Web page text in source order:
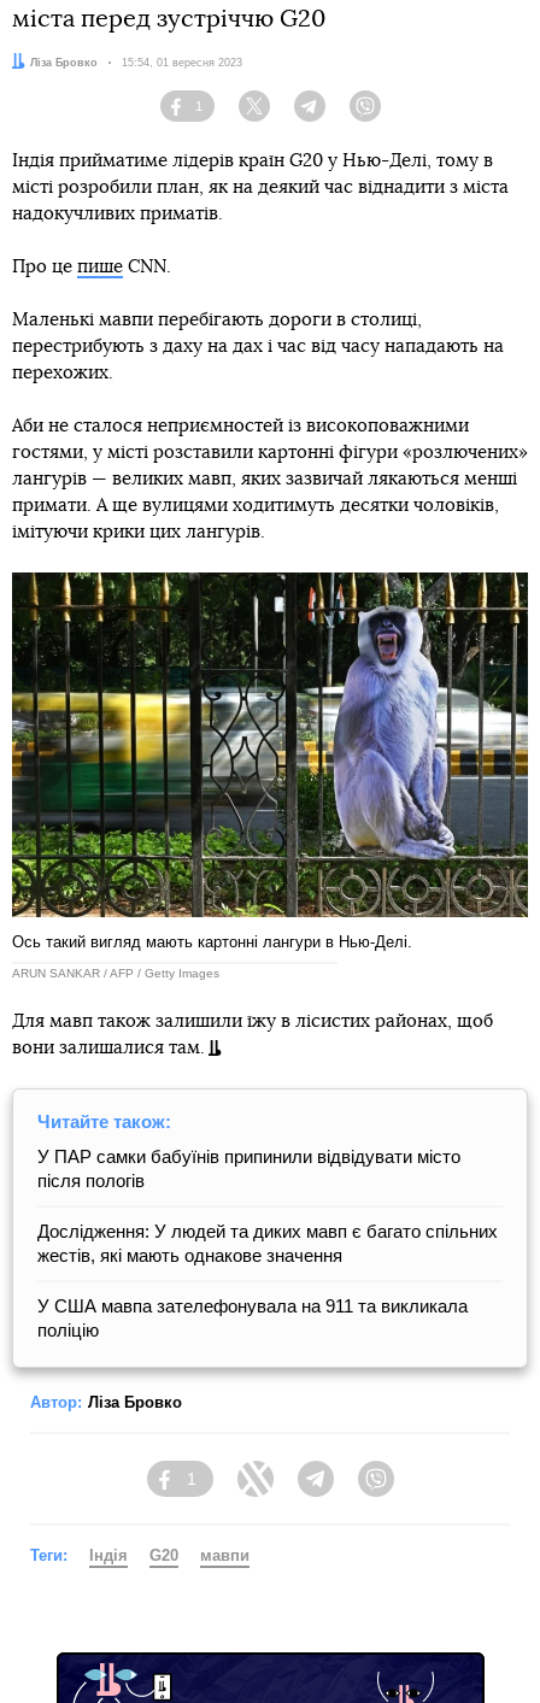
міста перед зустріччю G20
Автор:
Ліза Бровко Дата:
15:54, 01 вересня 2023
Facebook
1
Twitter TelegramViber
Індія прийматиме лідерів країн G20 у Нью-Делі, тому в
місті розробили план, як на деякий час віднадити з міста
надокучливих приматів.
Про це пише CNN.
Маленькі мавпи перебігають дороги в столиці,
перестрибують з даху на дах і час від часу нападають на
перехожих.
Аби не сталося неприємностей із високоповажними
гостями, у місті розставили картонні фігури «розлючених»
лангурів — великих мавп, яких зазвичай лякаються менші
примати. А ще вулицями ходитимуть десятки чоловіків,
імітуючи крики цих лангурів.
Ось такий вигляд мають картонні лангури в Нью-Делі.
ARUN SANKAR / AFP / Getty Images
Для мавп також залишили їжу в лісистих районах, щоб
вони залишалися там.
Читайте також:
У ПАР самки бабуїнів припинили відвідувати місто
після пологів
Дослідження: У людей та диких мавп є багато спільних
жестів, які мають однакове значення
У США мавпа зателефонувала на 911 та викликала
поліцію
Автор: Ліза Бровко
Facebook
1
Twitter TelegramViber
Теги: Індія G20 мавпи